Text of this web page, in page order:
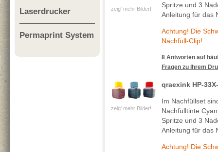
Laserdrucker
Permaprint System
zeig' mehr Bilder!
Spritze und 3
Anleitung für das
Achtung! Die
Nachfüll-Clip!.
8 Antworten auf
Fragen zu Ihrem
zeig' mehr Bilder!
qraexink HP-
Im Nachfüllset
Nachfülltinte
Spritze und 3
Anleitung für das
Achtung! Die